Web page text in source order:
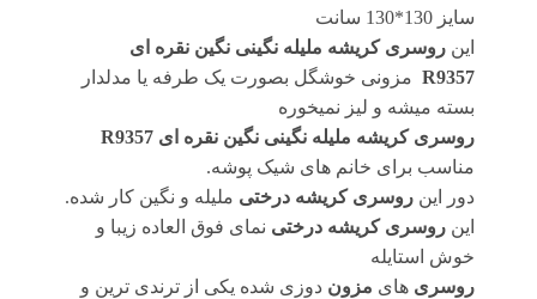
سایز 130*130 سانت
این روسری کریشه ملیله نگینی نگین نقره ای
R9357 مزونی خوشگل بصورت یک طرفه یا مدلدار
بسته میشه و لیز نمیخوره
روسری کریشه ملیله نگینی نگین نقره ای R9357
مناسب برای خانم های شیک پوشه.
دور این روسری کریشه درختی ملیله و نگین کار شده.
این روسری کریشه درختی نمای فوق العاده زیبا و
خوش استایله
روسری های مزون دوزی شده یکی از ترندی ترین و